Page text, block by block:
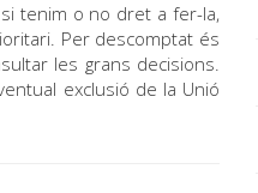
tenim o no dret a fer-la,
Per descomptat és
les grans decisions.
exclusió de la Unió